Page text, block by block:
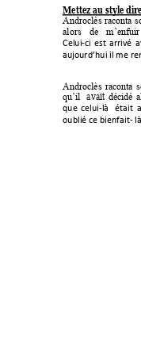
Mettez au style
Androclès raconta
alors
de m’enfuir
Celui-ci est arrivé
aujourd’hui il me
Androclès raconta
qu’il
avait décidé
que celui-là était
oublié ce bienfait- là